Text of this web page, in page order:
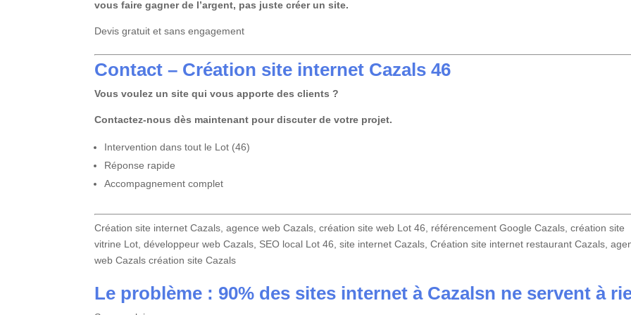
vous faire gagner de l’argent, pas juste créer un site.
Devis gratuit et sans engagement
Contact – Création site internet Cazals 46
Vous voulez un site qui vous apporte des clients ?
Contactez-nous dès maintenant pour discuter de votre projet.
Intervention dans tout le Lot (46)
Réponse rapide
Accompagnement complet
Création site internet Cazals, agence web Cazals, création site web Lot 46, référencement Google Cazals, création site
vitrine Lot, développeur web Cazals, SEO local Lot 46, site internet Cazals, Création site internet restaurant Cazals,
web Cazals création site Cazals
Le problème : 90% des sites internet à Cazalsn ne servent à